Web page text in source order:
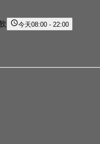
今天08:00 - 22:00